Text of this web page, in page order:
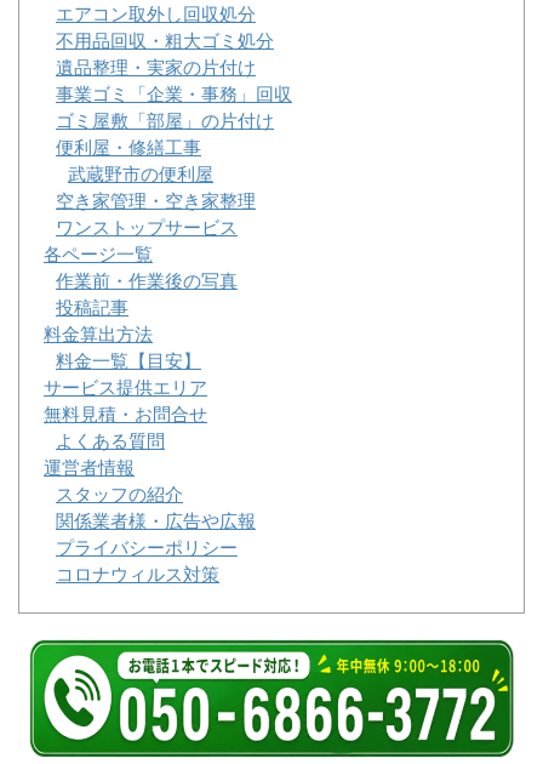
エアコン取外し回収処分
不用品回収・粗大ゴミ処分
遺品整理・実家の片付け
事業ゴミ「企業・事務」回収
ゴミ屋敷「部屋」の片付け
便利屋・修繕工事
武蔵野市の便利屋
空き家管理・空き家整理
ワンストップサービス
各ページ一覧
作業前・作業後の写真
投稿記事
料金算出方法
料金一覧【目安】
サービス提供エリア
無料見積・お問合せ
よくある質問
運営者情報
スタッフの紹介
関係業者様・広告や広報
プライバシーポリシー
コロナウィルス対策